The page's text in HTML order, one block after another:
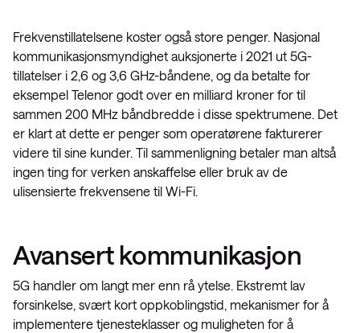
Frekvenstillatelsene koster også store penger. Nasjonal
kommunikasjonsmyndighet auksjonerte i 2021 ut 5G-
tillatelser i 2,6 og 3,6 GHz-båndene, og da betalte for
eksempel Telenor godt over en milliard kroner for til
sammen 200 MHz båndbredde i disse spektrumene. Det
er klart at dette er penger som operatørene fakturerer
videre til sine kunder. Til sammenligning betaler man altså
ingen ting for verken anskaffelse eller bruk av de
ulisensierte frekvensene til Wi-Fi.
Avansert kommunikasjon
5G handler om langt mer enn rå ytelse. Ekstremt lav
forsinkelse, svært kort oppkoblingstid, mekanismer for å
implementere tjenesteklasser og muligheten for å